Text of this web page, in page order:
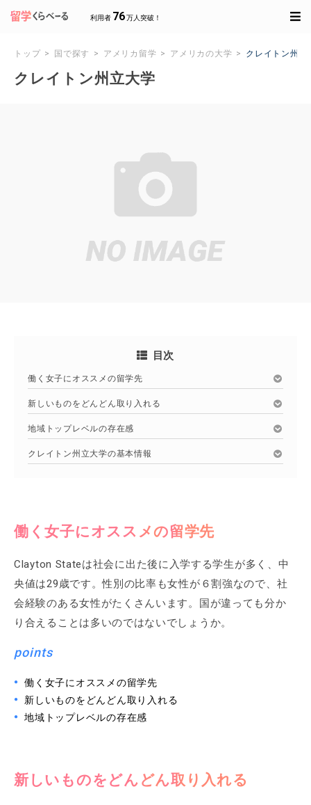
利用者 76万人突破！
トップ 国で探す アメリカ留学 アメリカの大学 クレイトン州立
クレイトン州立大学
目次
働く女子にオススメの留学先
新しいものをどんどん取り入れる
地域トップレベルの存在感
クレイトン州立大学の基本情報
働く女子にオススメの留学先
Clayton Stateは社会に出た後に入学する学生が多く、中
央値は29歳です。性別の比率も女性が６割強なので、社
会経験のある女性がたくさんいます。国が違っても分か
り合えることは多いのではないでしょうか。
points
働く女子にオススメの留学先
新しいものをどんどん取り入れる
地域トップレベルの存在感
新しいものをどんどん取り入れる